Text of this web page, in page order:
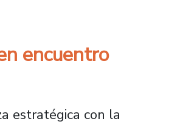
encuentro
estratégica con la